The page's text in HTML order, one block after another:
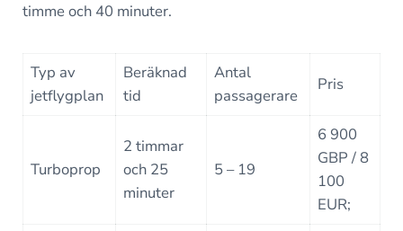
timme och 40 minuter.
Typ av
jetflygplan
Beräknad
tid
Antal
passagerare
Pris
Turboprop
2 timmar
och 25
minuter
5 – 19
6 900
GBP / 8
100
EUR;